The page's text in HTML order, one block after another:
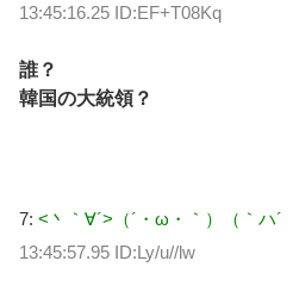
13:45:16.25 ID:EF+T08Kq
誰？
韓国の大統領？
7: <丶｀∀´>（´・ω・｀）（｀ハ
13:45:57.95 ID:Ly/u//lw